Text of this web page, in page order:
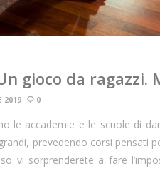
gioco da ragazzi.
2019 0
le accademie e le scuole di
prevedendo corsi pensati
vi sorprenderete a fare